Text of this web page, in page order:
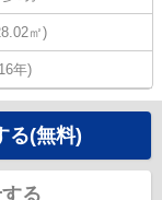
㎡)
年)
る(無料)
る